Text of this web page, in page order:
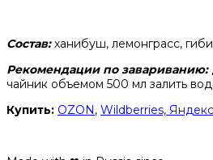
Состав: ханибуш, лемонграсс,
Рекомендации по завариванию:
чайник объемом 500 мл залить
Купить: OZON, Wildberries,